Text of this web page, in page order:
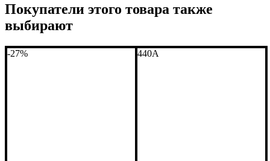
Покупатели этого товара также
выбирают
-27% 440A